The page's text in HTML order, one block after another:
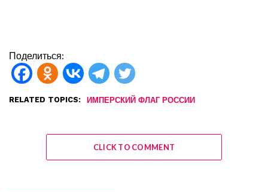
Поделиться:
RELATED TOPICS: ИМПЕРСКИЙ ФЛАГ РОССИИ
CLICK TO COMMENT